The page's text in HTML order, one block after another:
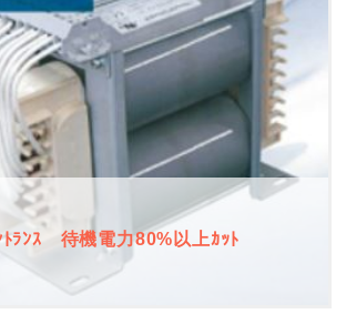
ﾄﾗﾝｽ 待機電力80%以上ｶｯﾄ